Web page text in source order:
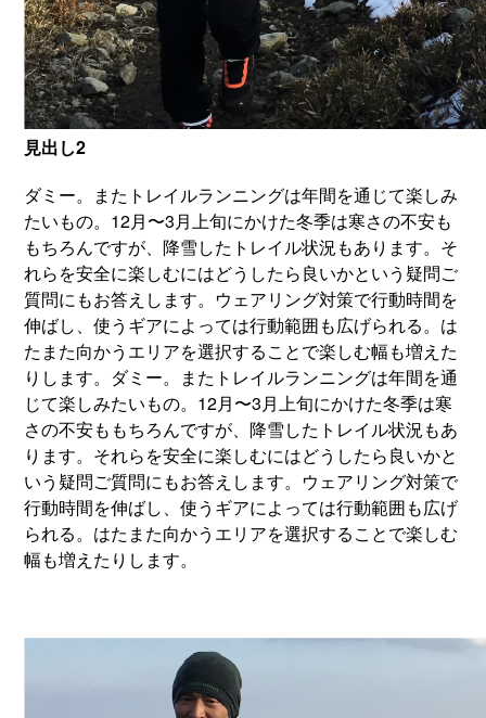
見出し2
ダミー。またトレイルランニングは年間を通じて楽しみ
たいもの。12月〜3月上旬にかけた冬季は寒さの不安も
もちろんですが、降雪したトレイル状況もあります。そ
れらを安全に楽しむにはどうしたら良いかという疑問ご
質問にもお答えします。ウェアリング対策で行動時間を
伸ばし、使うギアによっては行動範囲も広げられる。は
たまた向かうエリアを選択することで楽しむ幅も増えた
りします。ダミー。またトレイルランニングは年間を通
じて楽しみたいもの。12月〜3月上旬にかけた冬季は寒
さの不安ももちろんですが、降雪したトレイル状況もあ
ります。それらを安全に楽しむにはどうしたら良いかと
いう疑問ご質問にもお答えします。ウェアリング対策で
行動時間を伸ばし、使うギアによっては行動範囲も広げ
られる。はたまた向かうエリアを選択することで楽しむ
幅も増えたりします。